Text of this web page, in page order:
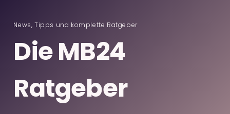
Potentialanalyse
Termin anfragen
News, Tipps und komplette Ratgeber
Die MB24
Ratgeber